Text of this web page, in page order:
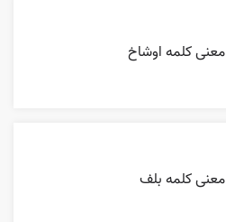
معنی کلمه اوشاخ
معنی کلمه بلف